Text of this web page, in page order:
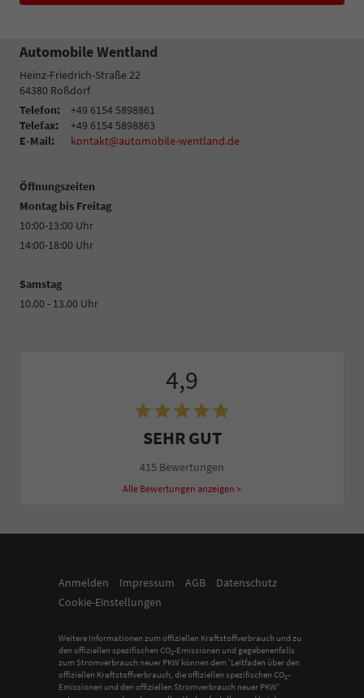
Automobile Wentland
Heinz-Friedrich-Straße 22
64380 Roßdorf
Telefon:
+49 6154 5898861
Telefax:
+49 6154 5898863
E-Mail:
kontakt@automobile-wentland.de
Öffnungszeiten
Montag bis Freitag
10:00-13:00 Uhr
14:00-18:00 Uhr
Samstag
10.00 - 13.00 Uhr
4,9
SEHR GUT
415 Bewertungen
Alle Bewertungen anzeigen >
Anmelden Impressum AGB
Datenschutz
Cookie-Einstellungen
Weitere Informationen zum offiziellen Kraftstoffverbrauch und zu
den offiziellen spezifischen CO2-Emissionen und gegebenenfalls
zum Stromverbrauch neuer PKW können dem 'Leitfaden über den
offiziellen Kraftstoffverbrauch, die offiziellen spezifischen CO2-
Emissionen und den offiziellen Stromverbrauch neuer PKW'